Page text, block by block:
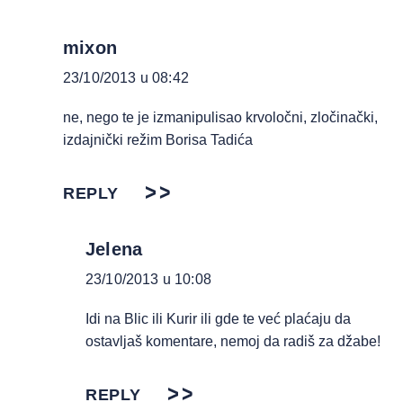
mixon
23/10/2013 u 08:42
ne, nego te je izmanipulisao krvoločni, zločinački,
izdajnički režim Borisa Tadića
REPLY
Jelena
23/10/2013 u 10:08
Idi na Blic ili Kurir ili gde te već plaćaju da
ostavljaš komentare, nemoj da radiš za džabe!
REPLY